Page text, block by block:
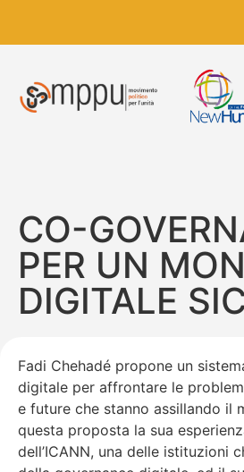
CO-
PER UN
DIGITALE
Fadi Chehadé propone un
digitale per affrontare le
e future che stanno assillando il
questa proposta la sua
dell’ICANN, una delle istituzioni